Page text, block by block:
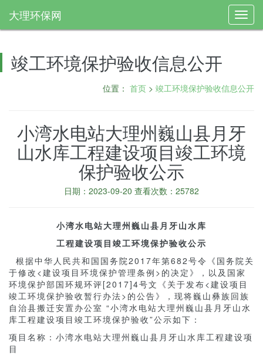
大理环保网
竣工环境保护验收信息公开
位置： 首页 > 竣工环境保护验收信息公开
小湾水电站大理州巍山县月牙
山水库工程建设项目竣工环境
保护验收公示
日期：2023-09-20 查看次数：25782
小湾水电站大理州巍山县月牙山水库
工程建设项目 竣工环境保护验收公示
根据中华人民共和国国务院2017年第682号令《国务院关
于修改<建设项目环境保护管理条例>的决定》，以及国家
环境保护部国环规环评[2017]4号文《关于发布<建设项目
竣工环境保护验收暂行办法>的公告》，现将巍山彝族回族
自治县搬迁安置办公室 “小湾水电站大理州巍山县月牙山水
库工程建设项目竣工环境保护验收”公示如下：
项目名称：小湾水电站大理州巍山县月牙山水库工程建设项
目